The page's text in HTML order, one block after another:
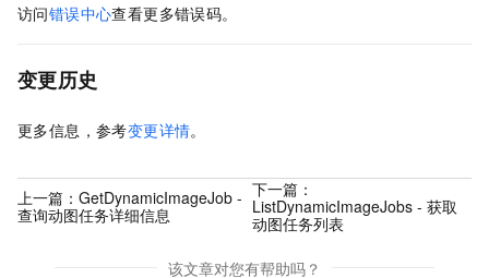
访问错误中心查看更多错误码。
变更历史
更多信息，参考变更详情。
上一篇： GetDynamicImageJob -
查询动图任务详细信息
下一篇：
ListDynamicImageJobs - 获取
动图任务列表
该文章对您有帮助吗？